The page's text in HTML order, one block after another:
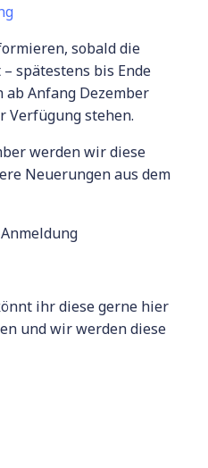
sobald die
spätestens bis Ende
ab Anfang Dezember
Verfügung stehen.
werden wir diese
Neuerungen aus dem
ihr diese gerne hier
und wir werden diese